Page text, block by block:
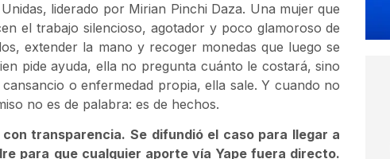
liderado por Mirian Pinchi Daza. Una mujer que
el trabajo silencioso, agotador y poco glamoroso de
extender la mano y recoger monedas que luego se
pide ayuda, ella no pregunta cuánto le costará, sino
o enfermedad propia, ella sale. Y cuando no
no es de palabra: es de hechos.
transparencia. Se difundió el caso para llegar a
para que cualquier aporte vía Yape fuera directo.